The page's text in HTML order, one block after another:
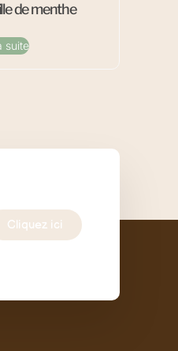
de menthe
suite
Cliquez ici